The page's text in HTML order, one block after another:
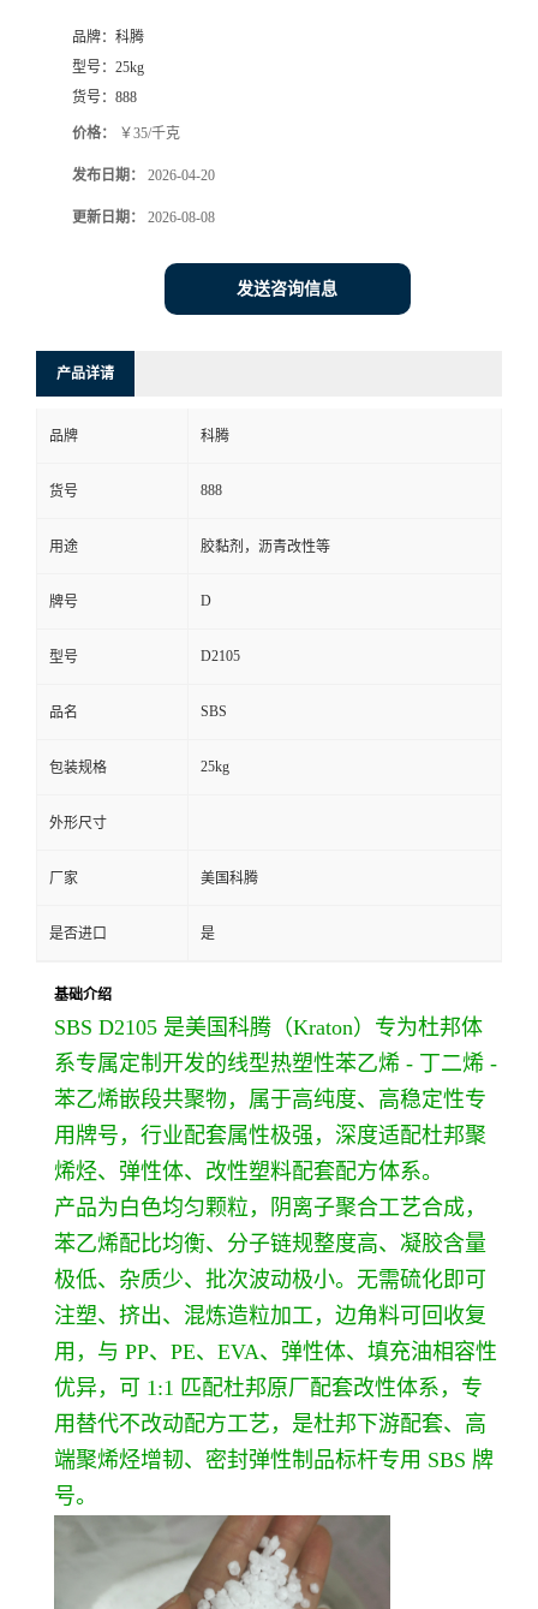
品牌： 科腾
型号： 25kg
货号： 888
价格： ￥35/千克
发布日期： 2026-04-20
更新日期： 2026-08-08
发送咨询信息
产品详请
品牌 科腾
货号 888
用途 胶黏剂，沥青改性等
牌号 D
型号 D2105
品名 SBS
包装规格 25kg
外形尺寸
厂家 美国科腾
是否进口 是
基础介绍
SBS D2105 是美国科腾（Kraton）专为杜邦体
系专属定制开发的线型热塑性苯乙烯 - 丁二烯 -
苯乙烯嵌段共聚物，属于高纯度、高稳定性专
用牌号，行业配套属性极强，深度适配杜邦聚
烯烃、弹性体、改性塑料配套配方体系。
产品为白色均匀颗粒，阴离子聚合工艺合成，
苯乙烯配比均衡、分子链规整度高、凝胶含量
极低、杂质少、批次波动极小。无需硫化即可
注塑、挤出、混炼造粒加工，边角料可回收复
用，与 PP、PE、EVA、弹性体、填充油相容性
优异，可 1:1 匹配杜邦原厂配套改性体系，专
用替代不改动配方工艺，是杜邦下游配套、高
端聚烯烃增韧、密封弹性制品标杆专用 SBS 牌
号。